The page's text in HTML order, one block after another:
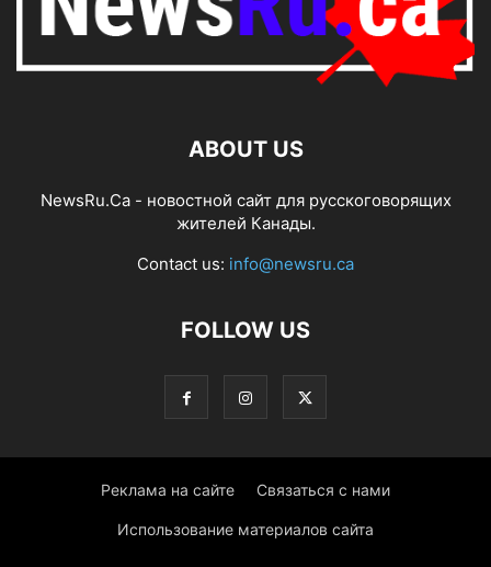
ABOUT US
NewsRu.Ca - новостной сайт для русскоговорящих
жителей Канады.
Contact us: info@newsru.ca
FOLLOW US
Реклама на сайте Связаться с нами
Использование материалов сайта